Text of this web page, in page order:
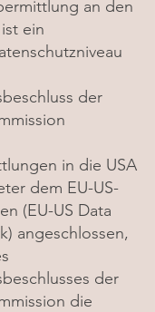
an den
ein
der
in die USA
dem EU-US-
(EU-US Data
angeschlossen,
der
die